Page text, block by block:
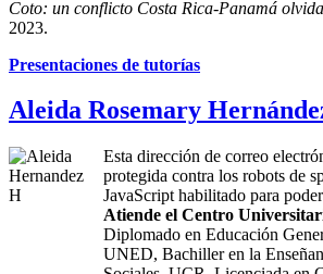
Coto: un conflicto Costa Rica-Panamá
2023.
Presentaciones de tutorías
Aleida Rosemary
Esta dirección de correo
protegida contra los robots de
JavaScript habilitado para
Atiende el Centro
Diplomado en Educación
UNED, Bachiller en la